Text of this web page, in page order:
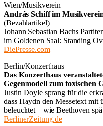
Wien/Musikverein
András Schiff im
(Bezahlartikel)
Johann Sebastian Bachs
im Goldenen Saal: Standing
DiePresse.com
Berlin/Konzerthaus
Das Konzerthaus
Gegenmodell zum toxischen
Justin Doyle sprang für die
dass Haydn den Messetext mit
beleuchtet – wie Beethoven
BerlinerZeitung.de